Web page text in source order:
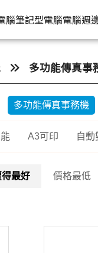
按功能
多功能事務機
多功能傳真事
其他附加功能
腦
作站電腦
商務
Elite
筆記型電腦
列
商用筆電
Probook
電腦週
多功能傳真事
多功能傳真事務機
A3可印 自動
得最好 價格最低